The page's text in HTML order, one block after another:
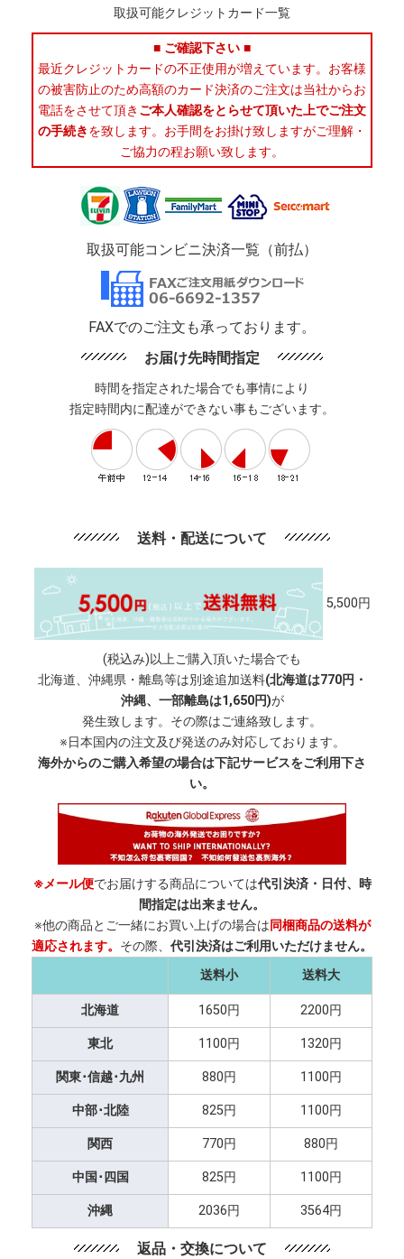
取扱可能クレジットカード一覧
■ ご確認下さい ■
最近クレジットカードの不正使用が増えています。お客様
の被害防止のため高額のカード決済のご注文は当社からお
電話をさせて頂き ご本人確認をとらせて頂いた上でご注文
の手続きを致します。お手間をお掛け致しますがご理解・
ご協力の程お願い致します。
取扱可能コンビニ決済一覧（前払）
FAXでのご注文も承っております。
お届け先時間指定
時間を指定された場合でも事情により
指定時間内に配達ができない事もございます。
送料・配送について
5,500円
(税込み)以上ご購入頂いた場合でも
北海道、沖縄県・離島等は別途追加送料(北海道は770円・
沖縄、一部離島は1,650円)が
発生致します。その際はご連絡致します。
※日本国内の注文及び発送のみ対応しております。
海外からのご購入希望の場合は下記サービスをご利用下さ
い。
※メール便でお届けする商品については代引決済・日付、時
間指定は出来ません。
※他の商品とご一緒にお買い上げの場合は同梱商品の送料が
適応されます。 その際、 代引決済はご利用いただけません。
送料小
送料大
北海道 1650円 2200円
東北 1100円 1320円
関東･信越･九州 880円 1100円
中部･北陸 825円 1100円
関西 770円 880円
中国･四国 825円 1100円
沖縄 2036円 3564円
返品・交換について